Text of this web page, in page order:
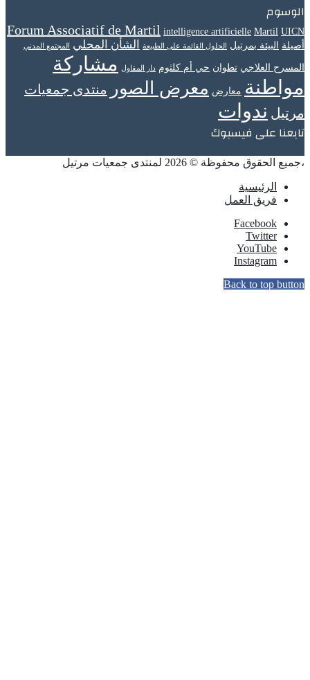
الوسوم
Forum Associatif de Martil intelligence artificielle Martil UICN
أصيلة البيئة بمرتيل الحلول القائمة على الطبيعة الشأن المحلي المجتمع المدني
المسرح العلاجي تطوان حي أم كلثوم دار المقاول
مشاركة
مواطنة معارض معرض الصور
منتدى جمعيات
مرتيل ندوات
تابعنا على فيسبوك
،جميع الحقوق محفوظة © 2026 لمنتدى جمعيات مرتيل
الرئيسية
فريق العمل
Facebook
Twitter
YouTube
Instagram
Back to top button